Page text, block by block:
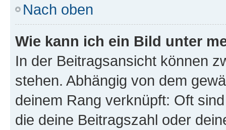
Nach oben
Wie kann ich ein Bild unter
In der Beitragsansicht können
stehen. Abhängig von dem
deinem Rang verknüpft: Oft
die deine Beitragszahl oder